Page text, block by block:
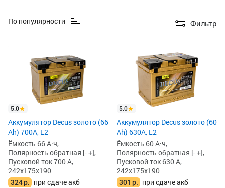
По популярности Фильтр
5.0
Аккумулятор Decus золото (66
Ah) 700A, L2
Ёмкость 66 А·ч,
Полярность обратная [- +],
Пусковой ток 700 А,
242x175x190
324р. при сдаче акб
5.0
Аккумулятор Decus золото (60
Ah) 630A, L2
Ёмкость 60 А·ч,
Полярность обратная [- +],
Пусковой ток 630 А,
242x175x190
301 р. при сдаче акб